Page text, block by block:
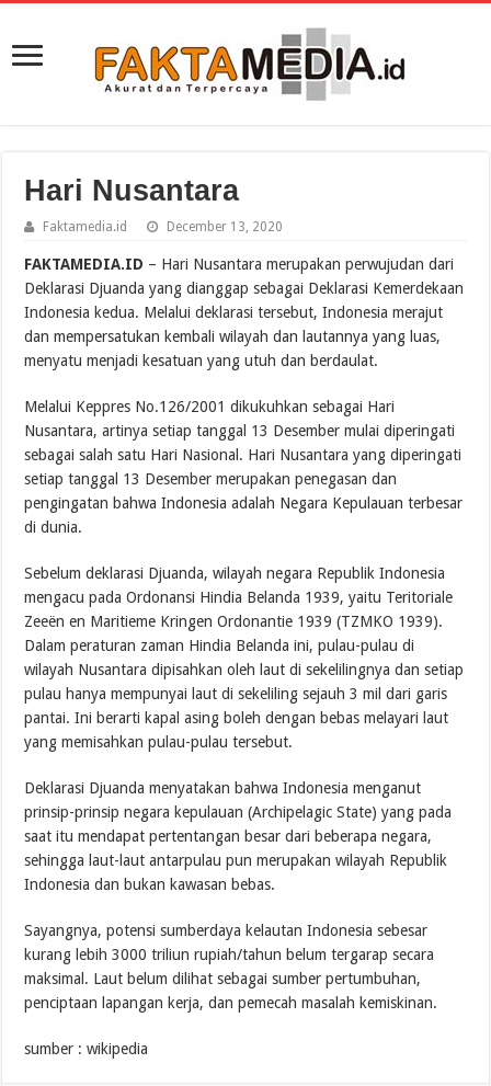
Hari Nusantara
Faktamedia.id December 13, 2020
FAKTAMEDIA.ID – Hari Nusantara merupakan perwujudan dari
Deklarasi Djuanda yang dianggap sebagai Deklarasi Kemerdekaan
Indonesia kedua. Melalui deklarasi tersebut, Indonesia merajut
dan mempersatukan kembali wilayah dan lautannya yang luas,
menyatu menjadi kesatuan yang utuh dan berdaulat.
Melalui Keppres No.126/2001 dikukuhkan sebagai Hari
Nusantara, artinya setiap tanggal 13 Desember mulai diperingati
sebagai salah satu Hari Nasional. Hari Nusantara yang diperingati
setiap tanggal 13 Desember merupakan penegasan dan
pengingatan bahwa Indonesia adalah Negara Kepulauan terbesar
di dunia.
Sebelum deklarasi Djuanda, wilayah negara Republik Indonesia
mengacu pada Ordonansi Hindia Belanda 1939, yaitu Teritoriale
Zeeën en Maritieme Kringen Ordonantie 1939 (TZMKO 1939).
Dalam peraturan zaman Hindia Belanda ini, pulau-pulau di
wilayah Nusantara dipisahkan oleh laut di sekelilingnya dan setiap
pulau hanya mempunyai laut di sekeliling sejauh 3 mil dari garis
pantai. Ini berarti kapal asing boleh dengan bebas melayari laut
yang memisahkan pulau-pulau tersebut.
Deklarasi Djuanda menyatakan bahwa Indonesia menganut
prinsip-prinsip negara kepulauan (Archipelagic State) yang pada
saat itu mendapat pertentangan besar dari beberapa negara,
sehingga laut-laut antarpulau pun merupakan wilayah Republik
Indonesia dan bukan kawasan bebas.
Sayangnya, potensi sumberdaya kelautan Indonesia sebesar
kurang lebih 3000 triliun rupiah/tahun belum tergarap secara
maksimal. Laut belum dilihat sebagai sumber pertumbuhan,
penciptaan lapangan kerja, dan pemecah masalah kemiskinan.
sumber : wikipedia